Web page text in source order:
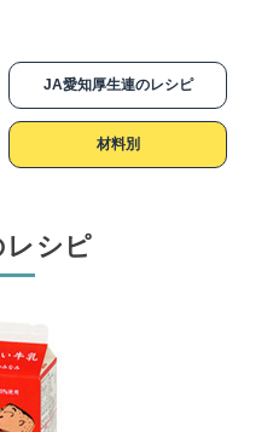
JA愛知厚生連のレシピ
材料別
レシピ